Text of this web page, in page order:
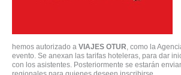
hemos autorizado a VIAJES OTUR , como la
evento. Se anexan las tarifas hoteleras, para dar
con los asistentes. Posteriormente se estarán